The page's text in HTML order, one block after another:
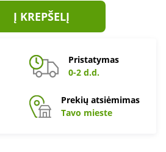
Į KREPŠELĮ
Pristatymas
0-2 d.d.
Prekių atsiėmimas
Tavo mieste